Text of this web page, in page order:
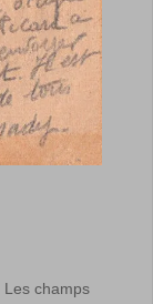
Les champs